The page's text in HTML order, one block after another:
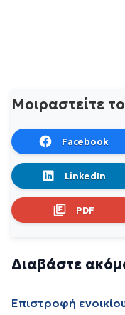
Μοιραστείτε
Facebook
LinkedIn
PDF
Διαβάστε
Επιστροφή